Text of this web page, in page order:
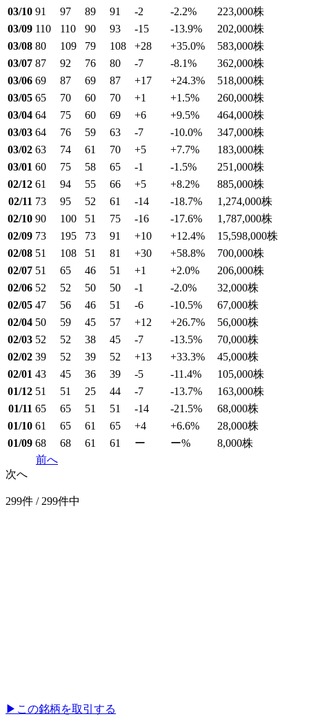
03/10 91 97 89 91 -2 -2.2% 223,000株
03/09 110 110 90 93 -15 -13.9% 202,000株
03/08 80 109 79 108 +28 +35.0% 583,000株
03/07 87 92 76 80 -7 -8.1% 362,000株
03/06 69 87 69 87 +17 +24.3% 518,000株
03/05 65 70 60 70 +1 +1.5% 260,000株
03/04 64 75 60 69 +6 +9.5% 464,000株
03/03 64 76 59 63 -7 -10.0% 347,000株
03/02 63 74 61 70 +5 +7.7% 183,000株
03/01 60 75 58 65 -1 -1.5% 251,000株
02/12 61 94 55 66 +5 +8.2% 885,000株
02/11 73 95 52 61 -14 -18.7% 1,274,000株
02/10 90 100 51 75 -16 -17.6% 1,787,000株
02/09 73 195 73 91 +10 +12.4% 15,598,000株
02/08 51 108 51 81 +30 +58.8% 700,000株
02/07 51 65 46 51 +1 +2.0% 206,000株
02/06 52 52 50 50 -1 -2.0% 32,000株
02/05 47 56 46 51 -6 -10.5% 67,000株
02/04 50 59 45 57 +12 +26.7% 56,000株
02/03 52 52 38 45 -7 -13.5% 70,000株
02/02 39 52 39 52 +13 +33.3% 45,000株
02/01 43 45 36 39 -5 -11.4% 105,000株
01/12 51 51 25 44 -7 -13.7% 163,000株
01/11 65 65 51 51 -14 -21.5% 68,000株
01/10 61 65 61 65 +4 +6.6% 28,000株
01/09 68 68 61 61 ー ー% 8,000株
前へ
次へ
299件 / 299件中
▶︎ この銘柄を取引する